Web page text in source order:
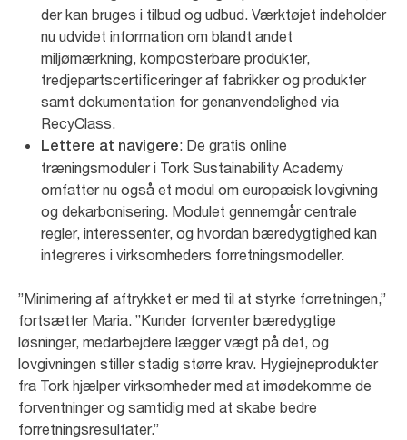
der kan bruges i tilbud og udbud. Værktøjet indeholder
nu udvidet information om blandt andet
miljømærkning, komposterbare produkter,
tredjepartscertificeringer af fabrikker og produkter
samt dokumentation for genanvendelighed via
RecyClass.
Lettere at navigere: De gratis online
træningsmoduler i Tork Sustainability Academy
omfatter nu også et modul om europæisk lovgivning
og dekarbonisering. Modulet gennemgår centrale
regler, interessenter, og hvordan bæredygtighed kan
integreres i virksomheders forretningsmodeller.
”Minimering af aftrykket er med til at styrke forretningen,”
fortsætter Maria. ”Kunder forventer bæredygtige
løsninger, medarbejdere lægger vægt på det, og
lovgivningen stiller stadig større krav. Hygiejneprodukter
fra Tork hjælper virksomheder med at imødekomme de
forventninger og samtidig med at skabe bedre
forretningsresultater.”